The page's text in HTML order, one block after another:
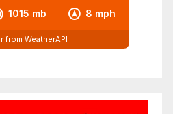
1015 mb 8 mph
from WeatherAPI